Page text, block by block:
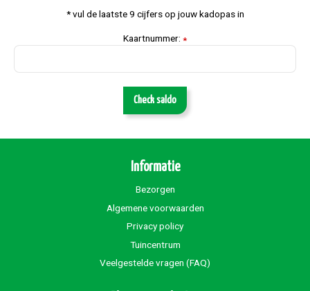
* vul de laatste 9 cijfers op jouw kadopas in
Kaartnummer: *
Check saldo
Informatie
Bezorgen
Algemene voorwaarden
Privacy policy
Tuincentrum
Veelgestelde vragen (FAQ)